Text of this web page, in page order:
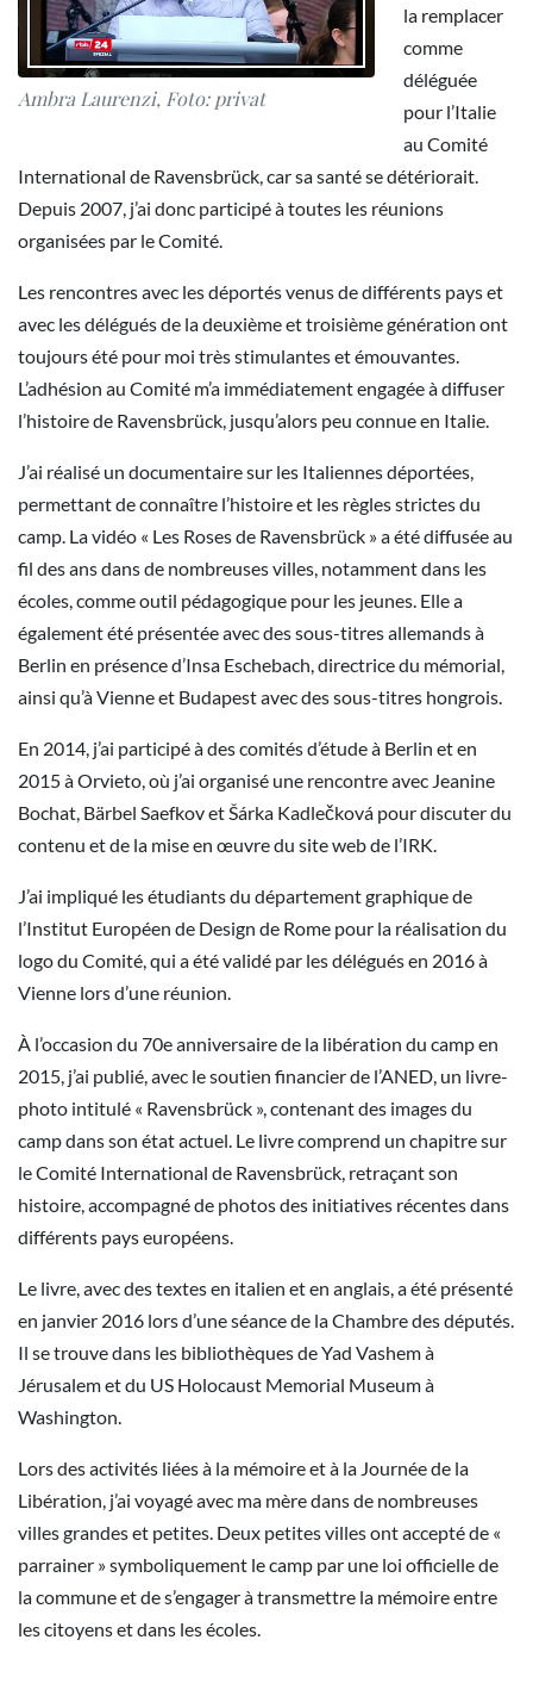
Ambra Laurenzi, Foto: privat
la remplacer
comme
déléguée
pour l’Italie
au Comité
International de Ravensbrück, car sa santé se détériorait.
Depuis 2007, j’ai donc participé à toutes les réunions
organisées par le Comité.
Les rencontres avec les déportés venus de différents pays et
avec les délégués de la deuxième et troisième génération ont
toujours été pour moi très stimulantes et émouvantes.
L’adhésion au Comité m’a immédiatement engagée à diffuser
l’histoire de Ravensbrück, jusqu’alors peu connue en Italie.
J’ai réalisé un documentaire sur les Italiennes déportées,
permettant de connaître l’histoire et les règles strictes du
camp. La vidéo « Les Roses de Ravensbrück » a été diffusée au
fil des ans dans de nombreuses villes, notamment dans les
écoles, comme outil pédagogique pour les jeunes. Elle a
également été présentée avec des sous-titres allemands à
Berlin en présence d’Insa Eschebach, directrice du mémorial,
ainsi qu’à Vienne et Budapest avec des sous-titres hongrois.
En 2014, j’ai participé à des comités d’étude à Berlin et en
2015 à Orvieto, où j’ai organisé une rencontre avec Jeanine
Bochat, Bärbel Saefkov et Šárka Kadlečková pour discuter du
contenu et de la mise en œuvre du site web de l’IRK.
J’ai impliqué les étudiants du département graphique de
l’Institut Européen de Design de Rome pour la réalisation du
logo du Comité, qui a été validé par les délégués en 2016 à
Vienne lors d’une réunion.
À l’occasion du 70e anniversaire de la libération du camp en
2015, j’ai publié, avec le soutien financier de l’ANED, un livre-
photo intitulé « Ravensbrück », contenant des images du
camp dans son état actuel. Le livre comprend un chapitre sur
le Comité International de Ravensbrück, retraçant son
histoire, accompagné de photos des initiatives récentes dans
différents pays européens.
Le livre, avec des textes en italien et en anglais, a été présenté
en janvier 2016 lors d’une séance de la Chambre des députés.
Il se trouve dans les bibliothèques de Yad Vashem à
Jérusalem et du US Holocaust Memorial Museum à
Washington.
Lors des activités liées à la mémoire et à la Journée de la
Libération, j’ai voyagé avec ma mère dans de nombreuses
villes grandes et petites. Deux petites villes ont accepté de «
parrainer » symboliquement le camp par une loi officielle de
la commune et de s’engager à transmettre la mémoire entre
les citoyens et dans les écoles.